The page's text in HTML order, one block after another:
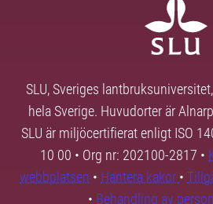
SLU, Sveriges
hela Sverige. Huvudorter är
SLU är miljöcertifierat enligt ISO
10 00 • Org nr: 202100-2817 •
webbplatsen • Hantera kakor •
• Behandling av